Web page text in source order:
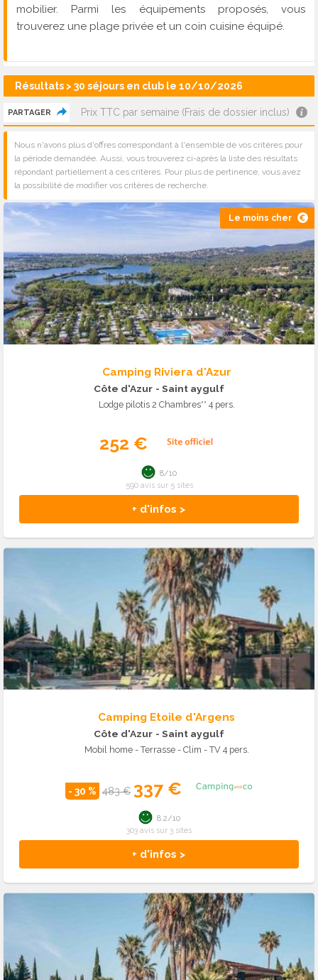
mobilier. Parmi les équipements proposés, vous
trouverez une plage privée et un coin cuisine équipé.
Résultats > 30 séjours en club le 10/10/2026
PARTAGER Prix TTC par semaine (Frais de dossier inclus)
Nous n'avons plus d'offres correspondant à l'ensemble de vos critères pour
la période demandée. Aussi, vous trouverez ci-après la liste des résultats
répondant partiellement à ces critères. Pour plus de pertinence, vous avez
la possibilité de modifier vos critères de recherche.
Le moins cher
Camping Riviera d'Azur
Côte d'Azur - Saint aygulf
Lodge pilotis 2 Chambres** 4 pers.
252 €
+ d'infos >
8/10
590 avis sur 5 sites
Camping Etoile d'Argens
Côte d'Azur - Saint aygulf
Mobil home - Terrasse - Clim - TV 4 pers.
- 30 % 483 € 337 €
+ d'infos >
8.2/10
303 avis sur 3 sites